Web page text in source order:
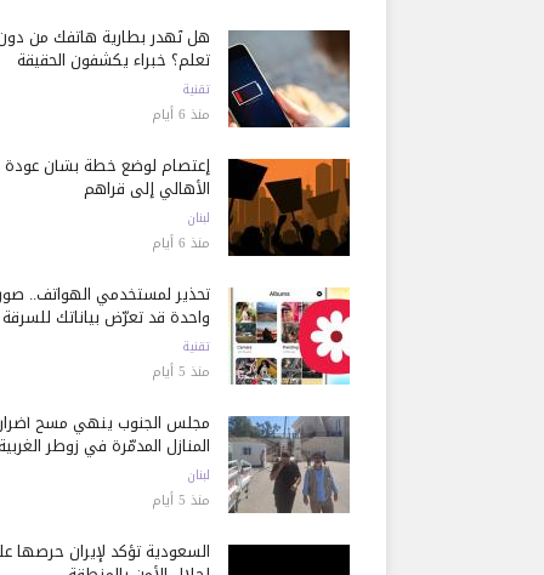
هل تُهدر بطارية هاتفك من
تعلم؟ خبراء يكشفون الحقيقة
تقنية
منذ 6 أيام
إعتصام لوضع خطة بشأن عودة
الأهالي إلى قراهم
لبنان
منذ 6 أيام
تحذير لمستخدمي الهواتف..
واحدة قد تعرّض بياناتك للسرقة
تقنية
منذ 5 أيام
مجلس الجنوب ينهي مسح أضرار
المنازل المدمّرة في زوطر الغربية
لبنان
منذ 5 أيام
السعودية تؤكد لإيران حرصها